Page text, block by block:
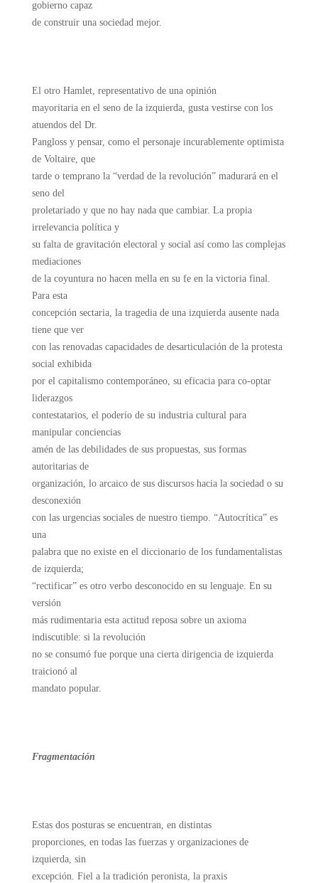
gobierno capaz
de construir una sociedad mejor.
El otro Hamlet, representativo de una opinión
mayoritaria en el seno de la izquierda, gusta vestirse con los
atuendos del Dr.
Pangloss y pensar, como el personaje incurablemente optimista
de Voltaire, que
tarde o temprano la “verdad de la revolución” madurará en el
seno del
proletariado y que no hay nada que cambiar. La propia
irrelevancia política y
su falta de gravitación electoral y social así como las complejas
mediaciones
de la coyuntura no hacen mella en su fe en la victoria final.
Para esta
concepción sectaria, la tragedia de una izquierda ausente nada
tiene que ver
con las renovadas capacidades de desarticulación de la protesta
social exhibida
por el capitalismo contemporáneo, su eficacia para co-optar
liderazgos
contestatarios, el poderío de su industria cultural para
manipular conciencias
amén de las debilidades de sus propuestas, sus formas
autoritarias de
organización, lo arcaico de sus discursos hacia la sociedad o su
desconexión
con las urgencias sociales de nuestro tiempo. “Autocrítica” es
una
palabra que no existe en el diccionario de los fundamentalistas
de izquierda;
“rectificar” es otro verbo desconocido en su lenguaje. En su
versión
más rudimentaria esta actitud reposa sobre un axioma
indiscutible: si la revolución
no se consumó fue porque una cierta dirigencia de izquierda
traicionó al
mandato popular.
Fragmentación
Estas dos posturas se encuentran, en distintas
proporciones, en todas las fuerzas y organizaciones de
izquierda, sin
excepción. Fiel a la tradición peronista, la praxis